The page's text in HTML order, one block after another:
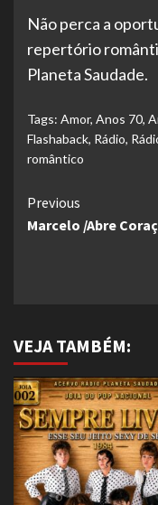
Não perca a
repertório
Planeta Saudade.
Tags: Amor, Anos 70,
Flashaback, Rádio,
romântico
Continue
Reading
Previous
Marcelo /Abre
VEJA TAMBÉM: